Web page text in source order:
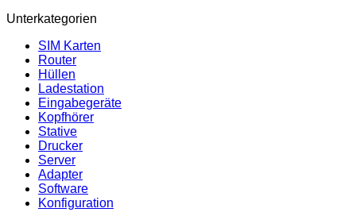
Unterkategorien
SIM Karten
Router
Hüllen
Ladestation
Eingabegeräte
Kopfhörer
Stative
Drucker
Server
Adapter
Software
Konfiguration